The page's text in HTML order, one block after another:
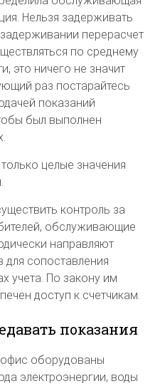
Нельзя задерживать
перерасчет
по среднему
это ничего не значит
раз постарайтесь
показаний
был выполнен
целые значения
контроль за
обслуживающие
направляют
для сопоставления
учета. По закону им
доступ к счетчикам.
показания
оборудованы
электроэнергии, воды